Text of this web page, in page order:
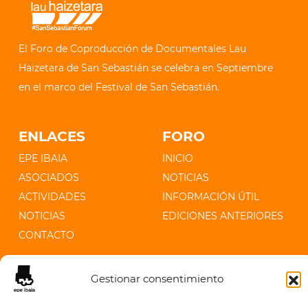
Gestionar consentimiento
El Foro de Coproducción de Documentales Lau
Haizetara de San Sebastián se celebra en Septiembre
en el marco del Festival de San Sebastián.
ENLACES
EPE IBAIA
ASOCIADOS
ACTIVIDADES
NOTICIAS
CONTACTO
FORO
INICIO
NOTICIAS
INFORMACIÓN ÚTIL
EDICIONES ANTERIORES
CONTACTO